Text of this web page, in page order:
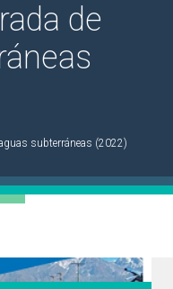
de
subterráneas (2022)